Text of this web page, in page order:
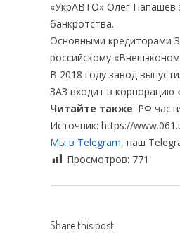
«УкрАВТО» Олег Папашев
банкротства.
Основными кредиторами
российскому
В 2018 году завод
ЗАЗ входит в корпорацию
Читайте также: РФ
Источник: https://
Мы в Telegram, наш
Просмотров: 771
Share this post